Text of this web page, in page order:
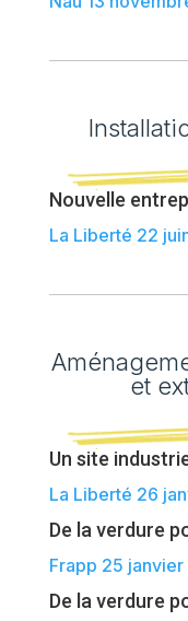
Nouvelle
La Liberté 22
et
Un site
La Liberté 26
De la verdure
Frapp 25
De la verdure